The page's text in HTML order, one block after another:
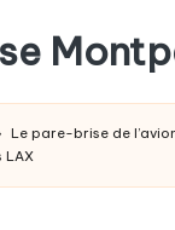
Le pare-brise de
LAX